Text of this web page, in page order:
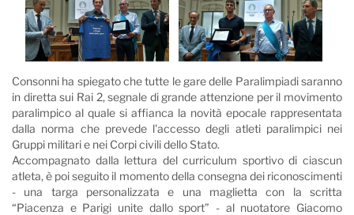
Consonni ha spiegato che tutte le gare delle Paralimpiadi saranno
in diretta sui Rai 2, segnale di grande attenzione per il movimento
paralimpico al quale si affianca la novità epocale rappresentata
dalla norma che prevede l'accesso degli atleti paralimpici nei
Gruppi militari e nei Corpi civili dello Stato.
Accompagnato dalla lettura del curriculum sportivo di ciascun
atleta, è poi seguito il momento della consegna dei riconoscimenti
- una targa personalizzata e una maglietta con la scritta
“Piacenza e Parigi unite dallo sport” - al nuotatore Giacomo